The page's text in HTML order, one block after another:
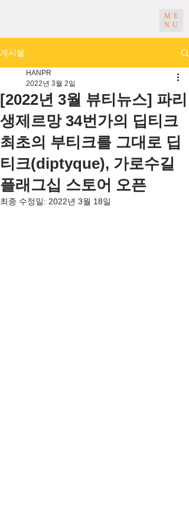
ME
NU
게시물
[2022년 3월 뷰티뉴스] 파리
생제르망 34번가의 딥티크
최초의 부티크를 그대로 딥
티크(diptyque), 가로수길
플래그십 스토어 오픈
HANPR
2022년 3월 2일
최종 수정일: 2022년 3월 18일